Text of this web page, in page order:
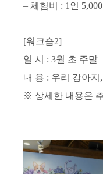
– 체험비 : 1 인 5,000
[워크숍2]
일 시 : 3월 초 주말
내 용 : 우리 강아지 ,
※ 상세한 내용은